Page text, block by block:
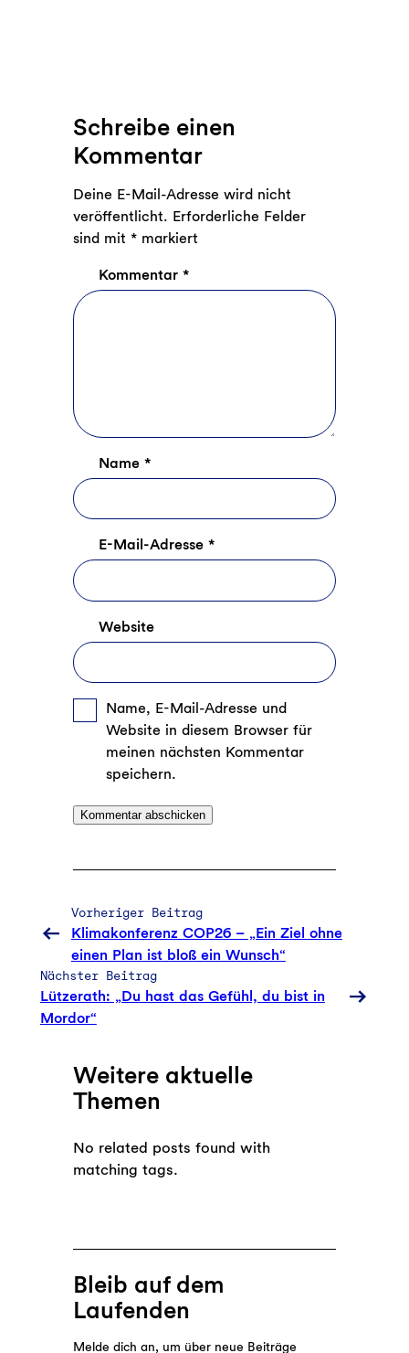
Schreibe einen
Kommentar
Deine E-Mail-Adresse wird nicht
veröffentlicht. Erforderliche Felder
sind mit *markiert
Kommentar *
Name *
E-Mail-Adresse *
Website
Name, E-Mail-Adresse und
Website in diesem Browser für
meinen nächsten Kommentar
speichern.
Vorheriger Beitrag
Klimakonferenz COP26 – „Ein Ziel ohne
einen Plan ist bloß ein Wunsch“
Nächster Beitrag
Lützerath: „Du hast das Gefühl, du bist in
Mordor“
Weitere aktuelle
Themen
No related posts found with
matching tags.
Bleib auf dem
Laufenden
Melde dich an, um über neue Beiträge